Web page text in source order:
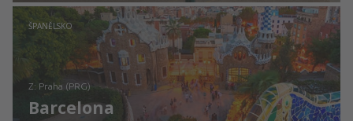
Zjistěte detaily
ŠPANĚLSKO
z: Praha (PRG)
Barcelona